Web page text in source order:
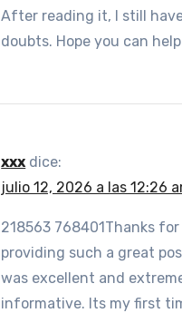
After reading it, I still
doubts. Hope you can
xxx dice:
julio 12, 2026 a las 12:26
218563 768401Thanks for
providing such a great
was excellent and
informative. Its my first